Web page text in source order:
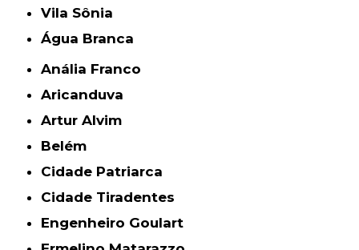
Vila Sônia
Água Branca
Anália Franco
Aricanduva
Artur Alvim
Belém
Cidade Patriarca
Cidade Tiradentes
Engenheiro Goulart